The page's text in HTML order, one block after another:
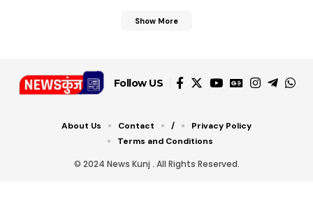
Show More
Follow US
© 2024 News Kunj . All Rights Reserved.
About Us Contact /
Privacy Policy
Terms and Conditions